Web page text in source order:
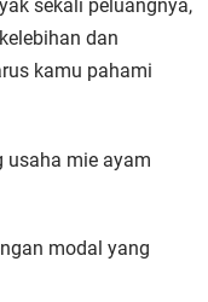
sekali peluangnya,
dan
kamu pahami
usaha mie ayam
modal yang